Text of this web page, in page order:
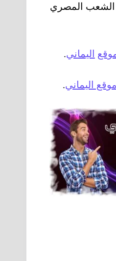
الشعب المصري
اليماني.
اليماني.